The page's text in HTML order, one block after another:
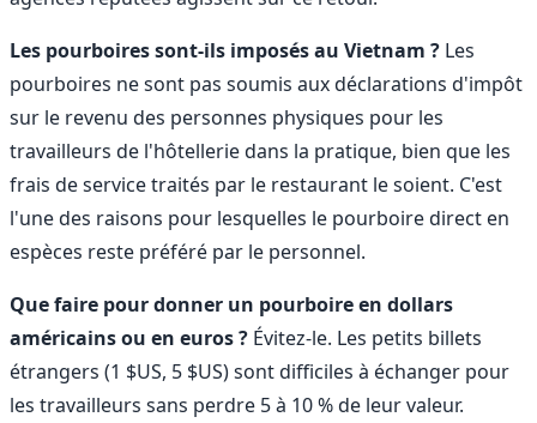
Les pourboires sont-ils imposés au Vietnam ? Les
pourboires ne sont pas soumis aux déclarations d'impôt
sur le revenu des personnes physiques pour les
travailleurs de l'hôtellerie dans la pratique, bien que les
frais de service traités par le restaurant le soient. C'est
l'une des raisons pour lesquelles le pourboire direct en
espèces reste préféré par le personnel.
Que faire pour donner un pourboire en dollars
américains ou en euros ? Évitez-le. Les petits billets
étrangers (1 $US, 5 $US) sont difficiles à échanger pour
les travailleurs sans perdre 5 à 10 % de leur valeur.